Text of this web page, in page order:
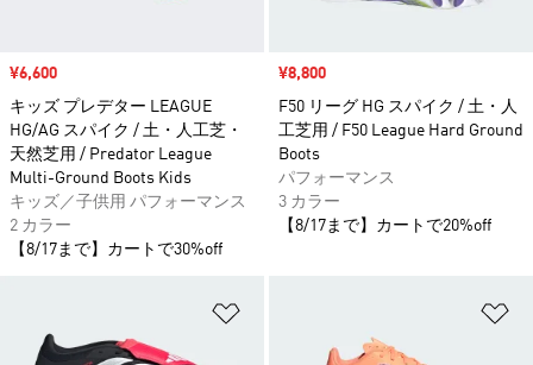
セール価格
¥6,600
キッズ プレデター LEAGUE
HG/AG スパイク / 土・人工芝・
天然芝用 / Predator League
Multi-Ground Boots Kids
キッズ／子供用 パフォーマンス
2 カラー
【8/17まで】カートで30%off
セール価格
¥8,800
F50 リーグ HG スパイク / 土・人
工芝用 / F50 League Hard Ground
Boots
パフォーマンス
3 カラー
【8/17まで】カートで20%off